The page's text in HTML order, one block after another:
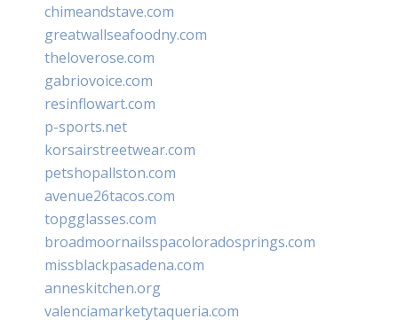
chimeandstave.com
greatwallseafoodny.com
theloverose.com
gabriovoice.com
resinflowart.com
p-sports.net
korsairstreetwear.com
petshopallston.com
avenue26tacos.com
topgglasses.com
broadmoornailsspacoloradosprings.com
missblackpasadena.com
anneskitchen.org
valenciamarketytaqueria.com